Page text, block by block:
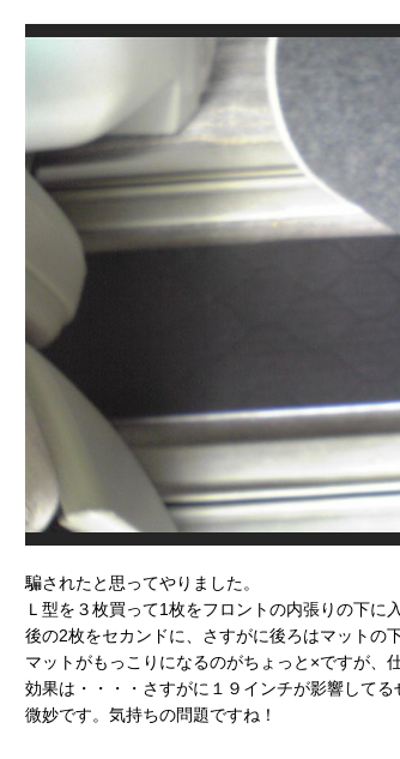
騙されたと思ってやりました。
Ｌ型を３枚買って1枚をフロントの内張りの下に入
後の2枚をセカンドに、さすがに後ろはマットの
マットがもっこりになるのがちょっと×ですが、
効果は・・・・さすがに１９インチが影響してる
微妙です。気持ちの問題ですね！